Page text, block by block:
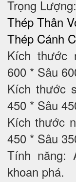
Trọng
Thép Thân
Thép Cánh
Kích thước
600 * Sâu
Kích thước
450 * Sâu
Kích thước
450 * Sâu
Tính năng:
khoan phá.